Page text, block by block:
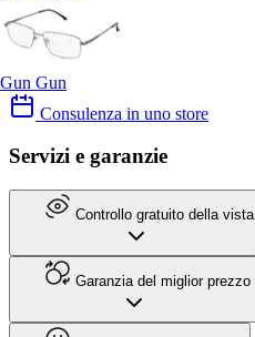
Gun Gun
Consulenza in uno store
Servizi e garanzie
Controllo gratuito della vista
Garanzia del miglior prezzo